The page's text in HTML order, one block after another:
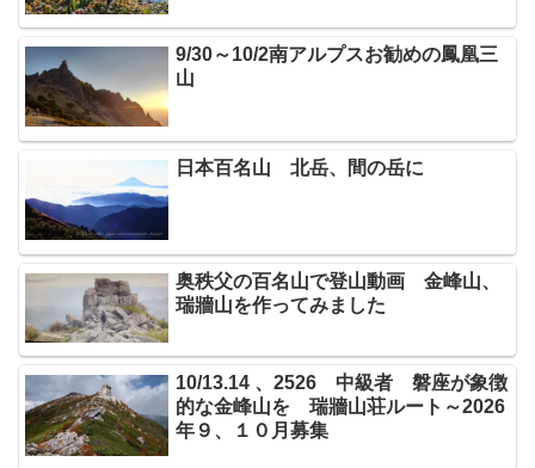
9/30～10/2南アルプスお勧めの鳳凰三
山
日本百名山 北岳、間の岳に
奥秩父の百名山で登山動画 金峰山、
瑞牆山を作ってみました
10/13.14 、2526 中級者 磐座が象徴
的な金峰山を 瑞牆山荘ルート～2026
年９、１０月募集